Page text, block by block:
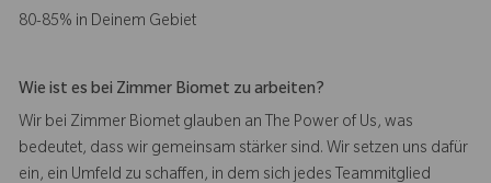
80-85% in Deinem Gebiet
Wie ist es bei Zimmer Biomet zu arbeiten?
Wir bei Zimmer Biomet glauben an The Power of Us, was
bedeutet, dass wir gemeinsam stärker sind. Wir setzen uns dafür
ein, ein Umfeld zu schaffen, in dem sich jedes Teammitglied